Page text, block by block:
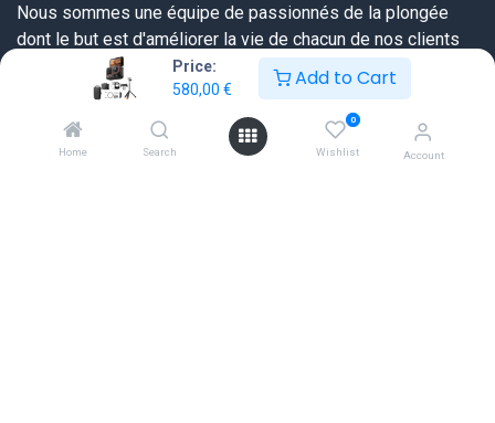
Price:
580,00 € Add to Cart
Home Search
0
Wishlist Account
Nous sommes une équipe de passionnés de la plongée
dont le but est d'améliorer la vie de chacun de nos clients
grâce à des produits de meilleure qualité. Chez DiveWinns
vous savez dès le début ce que vous pouvez attendre,
nous ne vendons pas d'illusions.